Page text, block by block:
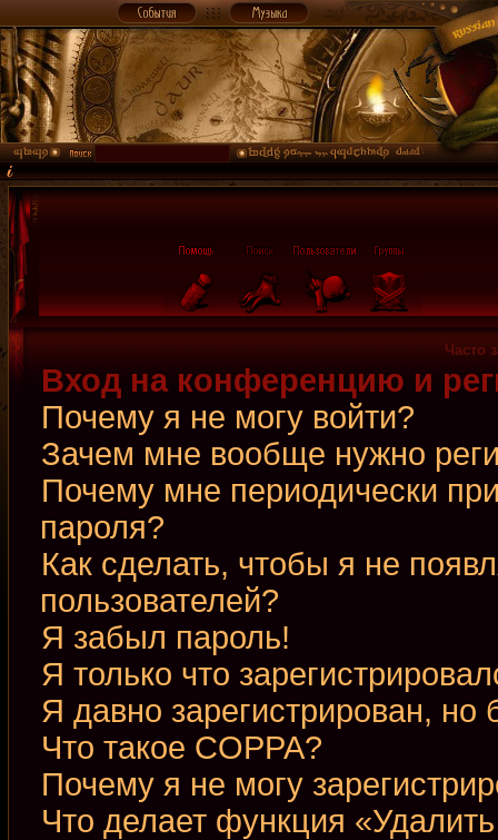
Часто
Вход на конференцию и
Почему я не могу войти?
Зачем мне вообще нужно
Почему мне периодически
пароля?
Как сделать, чтобы я не
пользователей?
Я забыл пароль!
Я только что
Я давно зарегистрирован, но
Что такое COPPA?
Почему я не могу
Что делает функция